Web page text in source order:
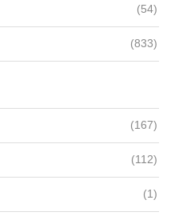
(54)
(833)
(167)
(112)
(1)